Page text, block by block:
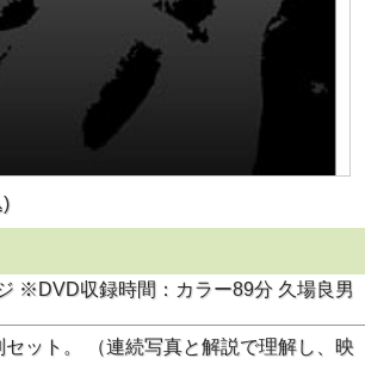
※DVD収録時間：カラー89分 久場良男
ット。 （連続写真と解説で理解し、映